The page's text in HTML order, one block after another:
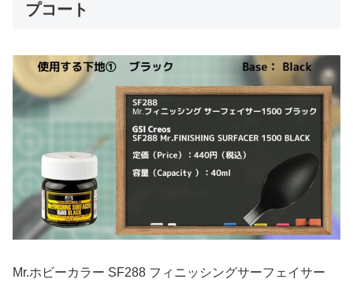
プコート
Mr.ホビーカラー SF288 フィニッシングサーフェイサー